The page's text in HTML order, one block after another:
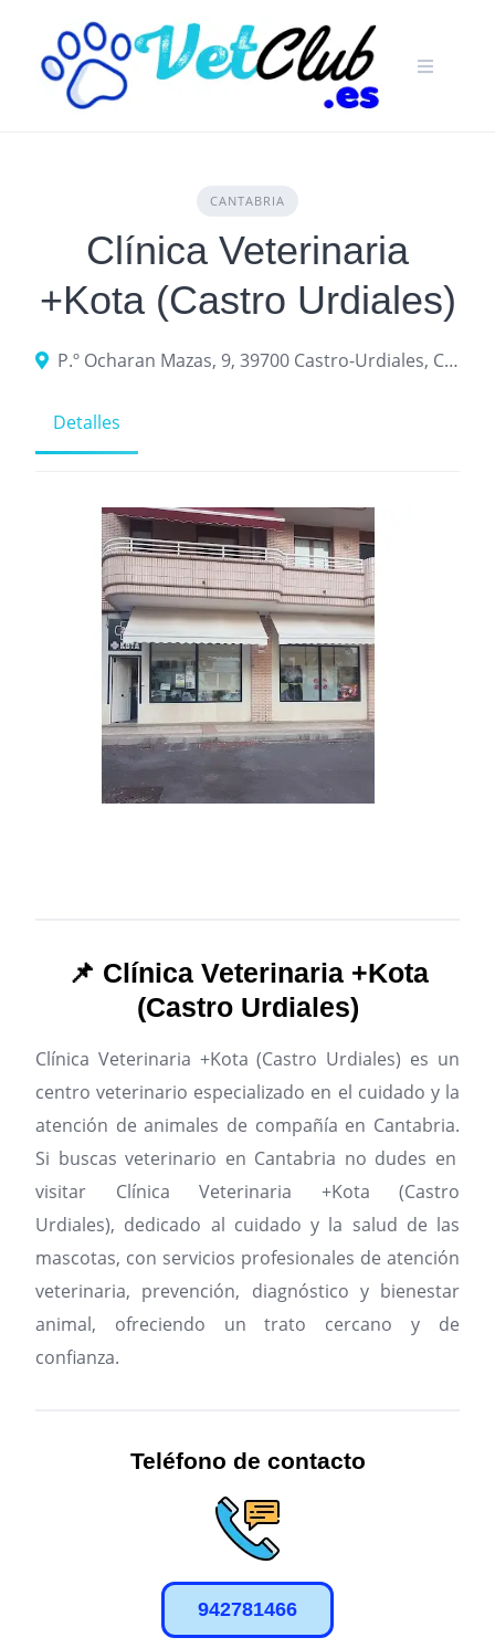
content
CANTABRIA
Clínica Veterinaria
+Kota (Castro Urdiales)
P.º Ocharan Mazas, 9, 39700 Castro-Urdiales, Cantabria
Detalles
📌 Clínica Veterinaria +Kota
(Castro Urdiales)
Clínica Veterinaria +Kota (Castro Urdiales) es un
centro veterinario especializado en el cuidado y la
atención de animales de compañía en Cantabria.
Si buscas veterinario en Cantabria no dudes en
visitar Clínica Veterinaria +Kota (Castro
Urdiales), dedicado al cuidado y la salud de las
mascotas, con servicios profesionales de atención
veterinaria, prevención, diagnóstico y bienestar
animal, ofreciendo un trato cercano y de
confianza.
Teléfono de contacto
942781466